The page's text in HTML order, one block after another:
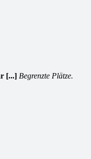
[...] Begrenzte Plätze.